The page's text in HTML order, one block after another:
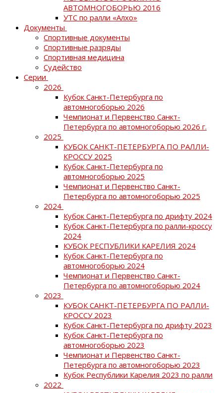
АВТОМНОГОБОРЬЮ 2016
УТС по ралли «Алхо»
Документы
Спортивные документы
Спортивные разряды
Спортивная медицина
Судейство
Серии
2026
Кубок Санкт-Петербурга по
автомногоборью 2026
Чемпионат и Первенство Санкт-
Петербурга по автомногоборью 2026 г.
2025
КУБОК САНКТ-ПЕТЕРБУРГА ПО РАЛЛИ-
КРОССУ 2025
Кубок Санкт-Петербурга по
автомногоборью 2025
Чемпионат и Первенство Санкт-
Петербурга по автомногоборью 2025
2024
Кубок Санкт-Петербурга по дрифту 2024
Кубок Санкт-Петербурга по ралли-кроссу
2024
КУБОК РЕСПУБЛИКИ КАРЕЛИЯ 2024
Кубок Санкт-Петербурга по
автомногоборью 2024
Чемпионат и Первенство Санкт-
Петербурга по автомногоборью 2024
2023
КУБОК САНКТ-ПЕТЕРБУРГА ПО РАЛЛИ-
КРОССУ 2023
Кубок Санкт-Петербурга по дрифту 2023
Кубок Санкт-Петербурга по
автомногоборью 2023
Чемпионат и Первенство Санкт-
Петербурга по автомногоборью 2023
Кубок Республики Карелия 2023 по ралли
2022